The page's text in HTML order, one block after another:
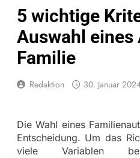
5 wichtige
Auswahl
Familie
Redaktion 30. Januar
Die Wahl eines
Entscheidung. Um das
viele Variablen